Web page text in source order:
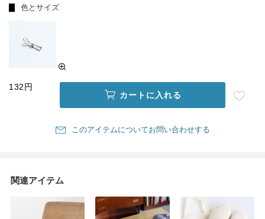
色とサイズ
132円
カートに入れる
このアイテムについてお問い合わせする
関連アイテム